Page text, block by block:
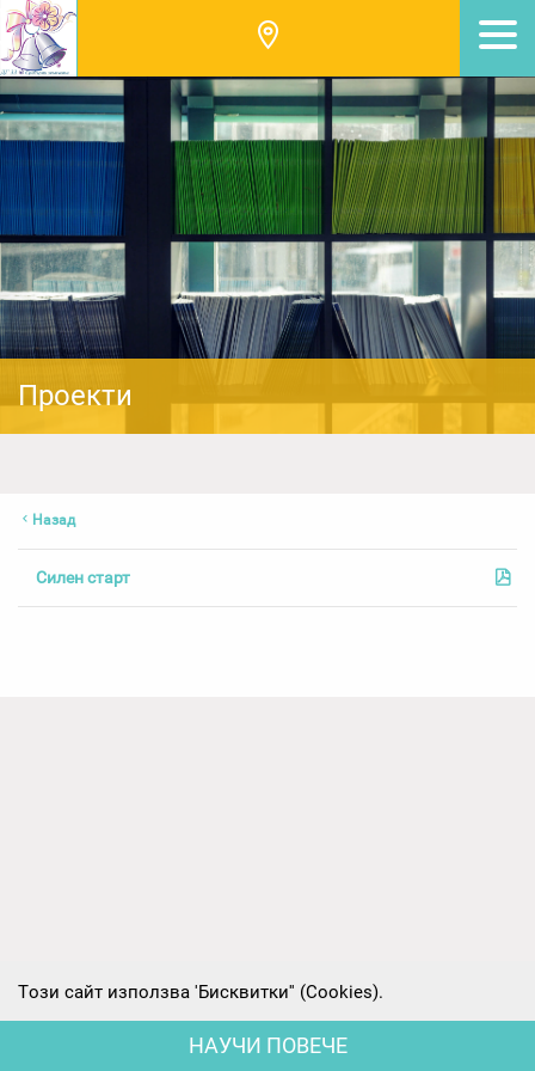
Проекти
Назад
Силен старт
Tози сайт използва 'Бисквитки'' (Cookies).
НАУЧИ ПОВЕЧЕ